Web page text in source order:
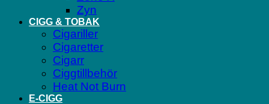
Zyn
CIGG & TOBAK
Cigariller
Cigaretter
Cigarr
Ciggtillbehör
Heat Not Burn
E-CIGG